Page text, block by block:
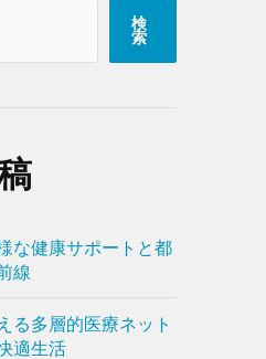
検
索
な健康サポートと都
線
る多層的医療ネット
適生活